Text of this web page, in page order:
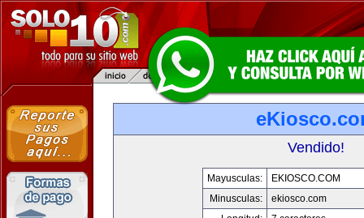
Vendido!
Mayusculas:
EKIOSCO.COM
Minusculas:
ekiosco.com